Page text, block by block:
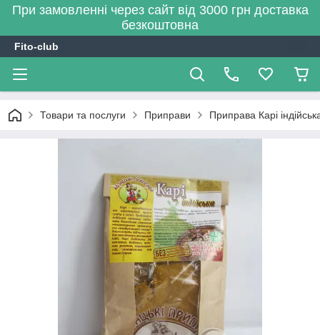
При замовленні через сайт від 3000 грн доставка
безкоштовна
Fito-club
Товари та послуги Приправи Приправа Карі